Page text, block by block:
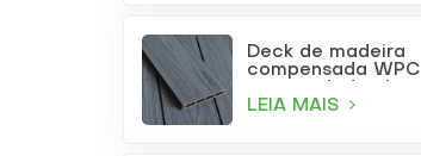
Deck de madeira
compensada WPC
claro para uso
LEIA MAIS